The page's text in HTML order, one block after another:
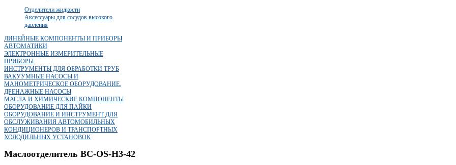
Отделители жидкости
Аксессуары для сосудов высокого
давления
ЛИНЕЙНЫЕ КОМПОНЕНТЫ И ПРИБОРЫ
АВТОМАТИКИ
ЭЛЕКТРОННЫЕ ИЗМЕРИТЕЛЬНЫЕ
ПРИБОРЫ
ИНСТРУМЕНТЫ ДЛЯ ОБРАБОТКИ ТРУБ
ВАКУУМНЫЕ НАСОСЫ И
МАНОМЕТРИЧЕСКОЕ ОБОРУДОВАНИЕ.
ДРЕНАЖНЫЕ НАСОСЫ
МАСЛА И ХИМИЧЕСКИЕ КОМПОНЕНТЫ
ОБОРУДОВАНИЕ ДЛЯ ПАЙКИ
ОБОРУДОВАНИЕ И ИНСТРУМЕНТ ДЛЯ
ОБСЛУЖИВАНИЯ АВТОМОБИЛЬНЫХ
КОНДИЦИОНЕРОВ И ТРАНСПОРТНЫХ
ХОЛОДИЛЬНЫХ УСТАНОВОК
Маслоотделитель BC-OS-H3-42